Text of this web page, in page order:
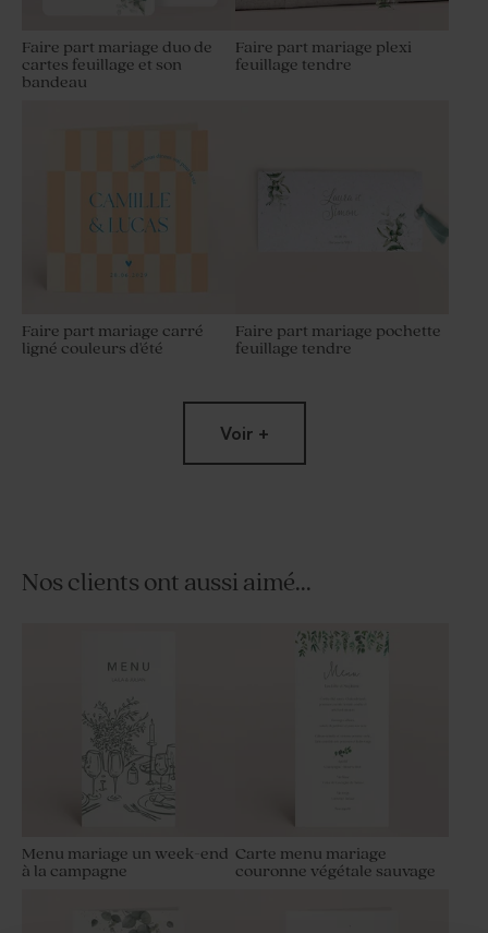
Faire part mariage duo de
cartes feuillage et son
bandeau
Faire part mariage plexi
feuillage tendre
Faire part mariage carré
ligné couleurs d'été
Faire part mariage pochette
feuillage tendre
champêtre et photo
mariage thème champêtre
Voir +
Nos clients ont aussi aimé...
Menu mariage un week-end
à la campagne
Carte menu mariage
couronne végétale sauvage